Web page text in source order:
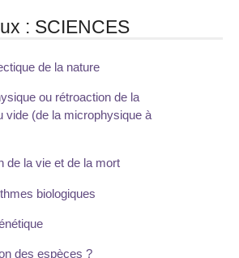
: SCIENCES
de la nature
ou rétroaction de la
vide (de la microphysique à
de la vie et de la mort
biologiques
des espèces ?